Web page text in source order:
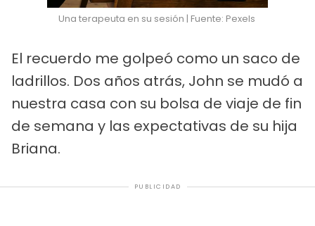
Una terapeuta en su sesión | Fuente: Pexels
El recuerdo me golpeó como un saco de
ladrillos. Dos años atrás, John se mudó a
nuestra casa con su bolsa de viaje de fin
de semana y las expectativas de su hija
Briana.
PUBLICIDAD